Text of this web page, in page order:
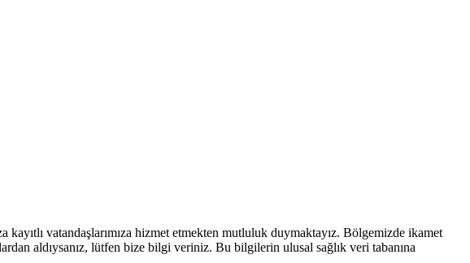
vatandaşlarımıza hizmet etmekten mutluluk duymaktayız. Bölgemizde ikamet
aldıysanız, lütfen bize bilgi veriniz. Bu bilgilerin ulusal sağlık veri tabanına